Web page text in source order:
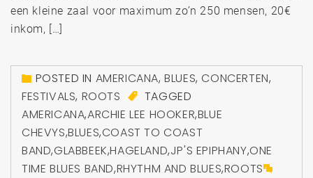
een kleine zaal voor maximum zo’n 250 mensen, 20€
inkom, […]
POSTED IN AMERICANA,BLUES, CONCERTEN,
FESTIVALS, ROOTS
TAGGED
AMERICANA,ARCHIE LEE HOOKER,BLUE
CHEVYS,BLUES,COAST TO COAST
BAND,GLABBEEK,HAGELAND,JP'S EPIPHANY,ONE
TIME BLUES BAND,RHYTHM AND BLUES,ROOTS